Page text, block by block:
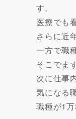
す。
医療でも
さらに近
一方で職
そこでま
次に仕事
気になる
職種が1